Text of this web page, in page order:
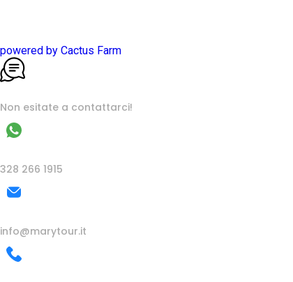
powered by Cactus Farm
Non esitate a contattarci!
328 266 1915
info@marytour.it